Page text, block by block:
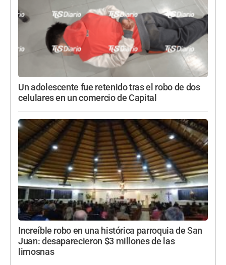
Un adolescente fue retenido tras el robo de dos
celulares en un comercio de Capital
Increíble robo en una histórica parroquia de San
Juan: desaparecieron $3 millones de las
limosnas